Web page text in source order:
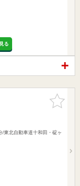
る
お気に入
りに追加
/東北自動車道十和田・碇ヶ